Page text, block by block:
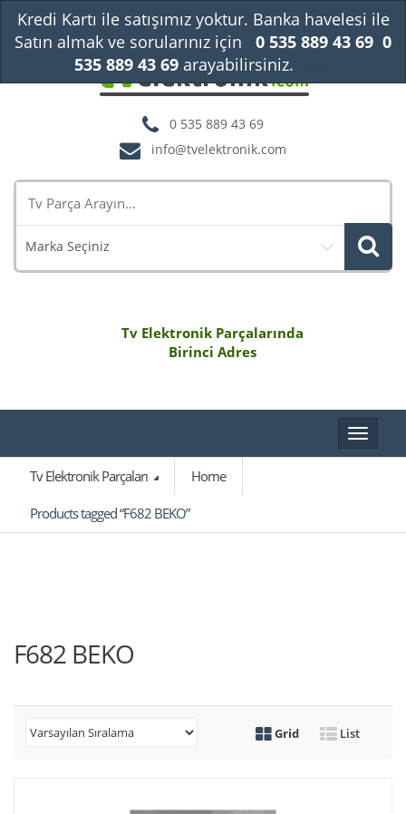
0 535 889 43 69
info@tvelektronik.com
Marka Seçiniz
Tv Elektronik Parçalarında
Birinci Adres
Toggle
Tv Elektronik Parçaları
Home
Products tagged “F682 BEKO”
F682 BEKO
Grid List
Kredi Kartı ile satışımız yoktur. Banka havelesi ile
Satın almak ve sorularınız için
0 535 889 43 69 0
535 889 43 69arayabilirsiniz.